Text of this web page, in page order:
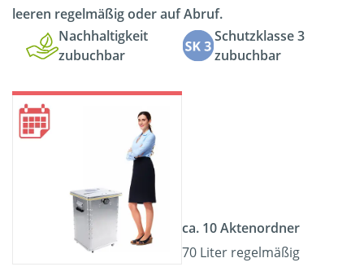
leeren regelmäßig oder auf Abruf.
Nachhaltigkeit
zubuchbar
Schutzklasse 3
zubuchbar
ca. 10 Aktenordner
70 Liter regelmäßig